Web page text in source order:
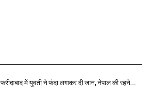
फरीदाबाद में युवती ने फंदा लगाकर दी जान, नेपाल की रहने...